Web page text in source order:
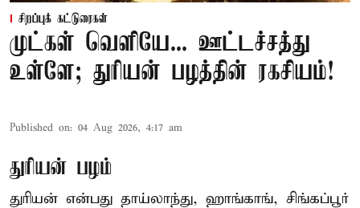
சிறப்புக் கட்டுரைகள்
முட்கள் வெளியே... ஊட்டச்சத்து
உள்ளே; துரியன் பழத்தின் ரகசியம்!
Published on: 04 Aug 2026, 4:17 am
துரியன் பழம்
துரியன் என்பது தாய்லாந்து, ஹாங்காங், சிங்கப்பூர்